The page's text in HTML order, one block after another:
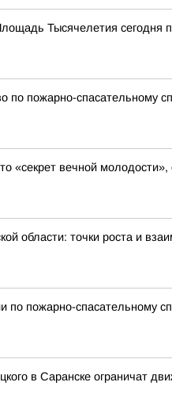
Тысячелетия сегодня
по пожарно-спасательному
«секрет вечной
области: точки роста и
пожарно-спасательному
в Саранске ограничат